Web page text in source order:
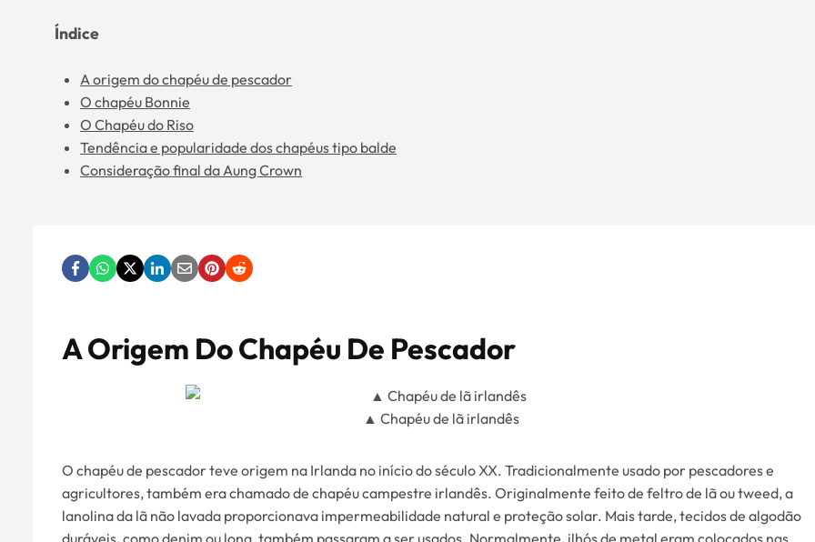
Índice
A origem do chapéu de pescador
O chapéu Bonnie
O Chapéu do Riso
Tendência e popularidade dos chapéus tipo balde
Consideração final da Aung Crown
A Origem Do Chapéu De Pescador
▲ Chapéu de lã irlandês
O chapéu de pescador teve origem na Irlanda no início do século XX. Tradicionalmente usado por pescadores e
agricultores, também era chamado de chapéu campestre irlandês. Originalmente feito de feltro de lã ou tweed, a
lanolina da lã não lavada proporcionava impermeabilidade natural e proteção solar. Mais tarde, tecidos de algodão
duráveis, como denim ou lona, também passaram a ser usados. Normalmente, ilhós de metal eram colocados nas